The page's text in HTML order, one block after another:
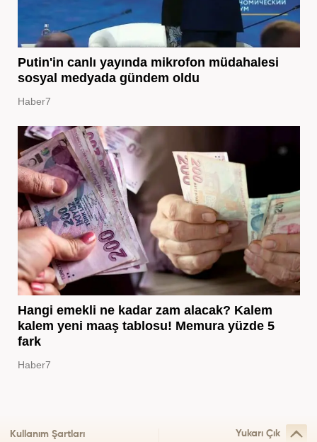
Putin'in canlı yayında mikrofon müdahalesi
sosyal medyada gündem oldu
Haber7
Hangi emekli ne kadar zam alacak? Kalem
kalem yeni maaş tablosu! Memura yüzde 5
fark
Haber7
Kullanım Şartları Yukarı Çık